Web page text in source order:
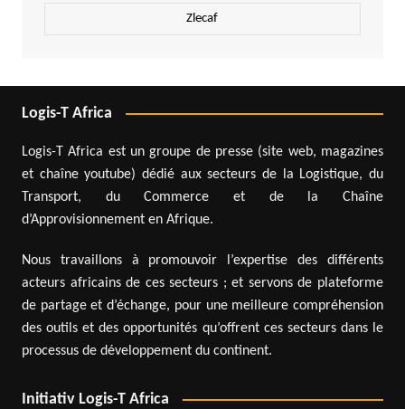
Zlecaf
Logis-T Africa
Logis-T Africa est un groupe de presse (site web, magazines
et chaîne youtube) dédié aux secteurs de la Logistique, du
Transport, du Commerce et de la Chaîne
d’Approvisionnement en Afrique.
Nous travaillons à promouvoir l’expertise des différents
acteurs africains de ces secteurs ; et servons de plateforme
de partage et d’échange, pour une meilleure compréhension
des outils et des opportunités qu’offrent ces secteurs dans le
processus de développement du continent.
Initiativ Logis-T Africa